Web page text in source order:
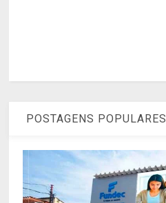
POSTAGENS POPULARES